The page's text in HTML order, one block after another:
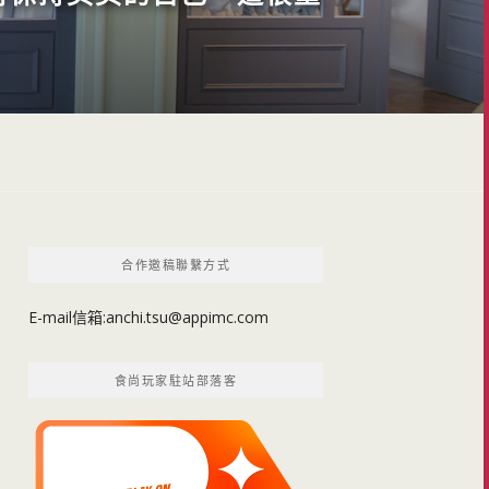
合作邀稿聯繫方式
E-mail信箱:anchi.tsu@appimc.com
食尚玩家駐站部落客